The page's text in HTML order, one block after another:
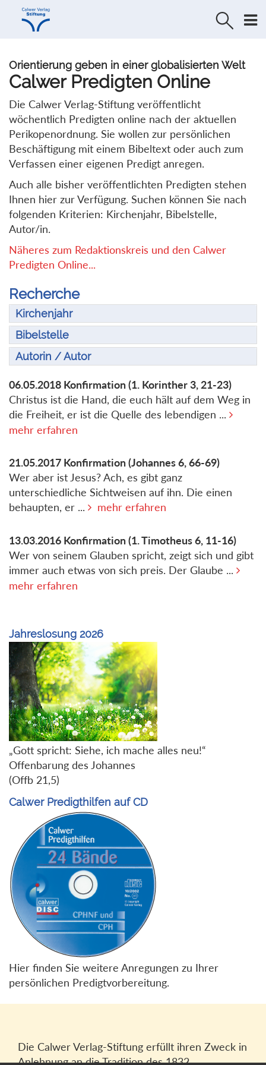
Direkt
Direkt
Orientierung geben in einer globalisierten Welt
Calwer Predigten Online
Die Calwer Verlag-Stiftung veröffentlicht
wöchentlich Predigten online nach der aktuellen
Perikopenordnung. Sie wollen zur persönlichen
Beschäftigung mit einem Bibeltext oder auch zum
Verfassen einer eigenen Predigt anregen.
Auch alle bisher veröffentlichten Predigten stehen
Ihnen hier zur Verfügung. Suchen können Sie nach
folgenden Kriterien: Kirchenjahr, Bibelstelle,
Autor/in.
Näheres zum Redaktionskreis und den Calwer
Predigten Online...
Recherche
Kirchenjahr
Bibelstelle
Autorin / Autor
06.05.2018 Konfirmation(1. Korinther 3, 21-23)
Christus ist die Hand, die euch hält auf dem Weg in
die Freiheit, er ist die Quelle des lebendigen ...
mehr erfahren
21.05.2017 Konfirmation(Johannes 6, 66-69)
Wer aber ist Jesus? Ach, es gibt ganz
unterschiedliche Sichtweisen auf ihn. Die einen
behaupten, er ...
mehr erfahren
13.03.2016 Konfirmation(1. Timotheus 6, 11-16)
Wer von seinem Glauben spricht, zeigt sich und gibt
immer auch etwas von sich preis. Der Glaube ...
mehr erfahren
Jahreslosung 2026
„Gott spricht: Siehe, ich mache alles neu!“
Offenbarung des Johannes
(Offb 21,5)
Calwer Predigthilfen auf CD
Hier finden Sie weitere Anregungen zu Ihrer
persönlichen Predigtvorbereitung.
Die Calwer Verlag-Stiftung erfüllt ihren Zweck in
Anlehnung an die Tradition des 1832